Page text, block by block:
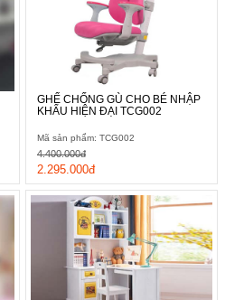
GHẾ CHỐNG GÙ CHO BÉ NHẬP
KHẨU HIỆN ĐẠI TCG002
Mã sản phẩm: TCG002
2.295.000đ
4.400.000đ